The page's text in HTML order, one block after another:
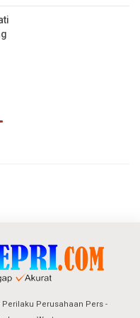
Perilaku Perusahaan Pers